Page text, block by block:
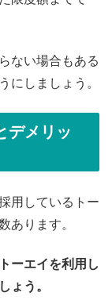
ない場合もある
にしましょう。
デメリッ
用しているトー
あります。
ーエイを利用し
ょう。